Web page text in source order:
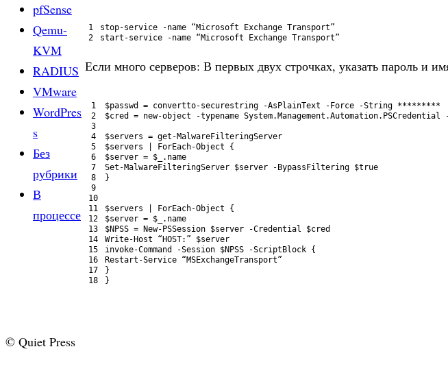
pfSense
Qemu-
KVM
RADIUS
VMware
WordPres
s
Без
рубрики
В
процессе
1
2
stop-service -name “Microsoft Exchange Transport”
start-service
-name “Microsoft Exchange Transport”
Если много серверов: В первых двух строчках, указать пароль и
1
2
3
4
5
6
7
8
9
10
11
12
13
14
15
16
17
18
$passwd = convertto-securestring -AsPlainText -Force -String *********
$cred
= new-object -typename System. Management .Automation. PSCredential
$servers = get -MalwareFilteringServer
$servers
ForEach-Object
{
$server = $_ . name
Set -MalwareFilteringServer $server -BypassFiltering $true
}
$servers ForEach-Object
{
$server = $_ . name
$NPSS = New-PSSession $server -Credential
$cred
Write-Host
“HOST:”
$server
invoke-Command -Session $NPSS -ScriptBlock {
Restart-Service “MSExchangeTransport”
}
}
© Quiet Press